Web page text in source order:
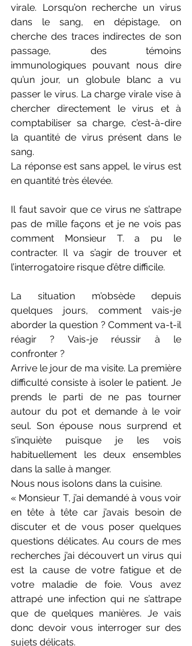
virale. Lorsqu’on recherche un virus
dans le sang, en dépistage, on
cherche des traces indirectes de son
passage, des témoins
immunologiques pouvant nous dire
qu’un jour, un globule blanc a vu
passer le virus. La charge virale vise à
chercher directement le virus et à
comptabiliser sa charge, c’est-à-dire
la quantité de virus présent dans le
sang.
La réponse est sans appel, le virus est
en quantité très élevée.
Il faut savoir que ce virus ne s’attrape
pas de mille façons et je ne vois pas
comment Monsieur T. a pu le
contracter. Il va s’agir de trouver et
l’interrogatoire risque d’être difficile.
La situation m’obsède depuis
quelques jours, comment vais-je
aborder la question ? Comment va-t-il
réagir ? Vais-je réussir à le
confronter ?
Arrive le jour de ma visite. La première
difficulté consiste à isoler le patient. Je
prends le parti de ne pas tourner
autour du pot et demande à le voir
seul. Son épouse nous surprend et
s’inquiète puisque je les vois
habituellement les deux ensembles
dans la salle à manger.
Nous nous isolons dans la cuisine.
« Monsieur T, j’ai demandé à vous voir
en tête à tête car j’avais besoin de
discuter et de vous poser quelques
questions délicates. Au cours de mes
recherches j’ai découvert un virus qui
est la cause de votre fatigue et de
votre maladie de foie. Vous avez
attrapé une infection qui ne s’attrape
que de quelques manières. Je vais
donc devoir vous interroger sur des
sujets délicats.